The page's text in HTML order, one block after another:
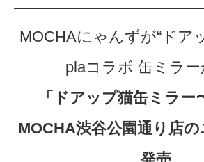
MOCHAにゃんずが“ドア
plaコラボ 缶ミラ
「ドアップ猫缶ミラー
MOCHA渋谷公園通り店の